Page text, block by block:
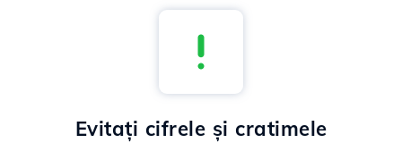
Evitați cifrele și cratimele